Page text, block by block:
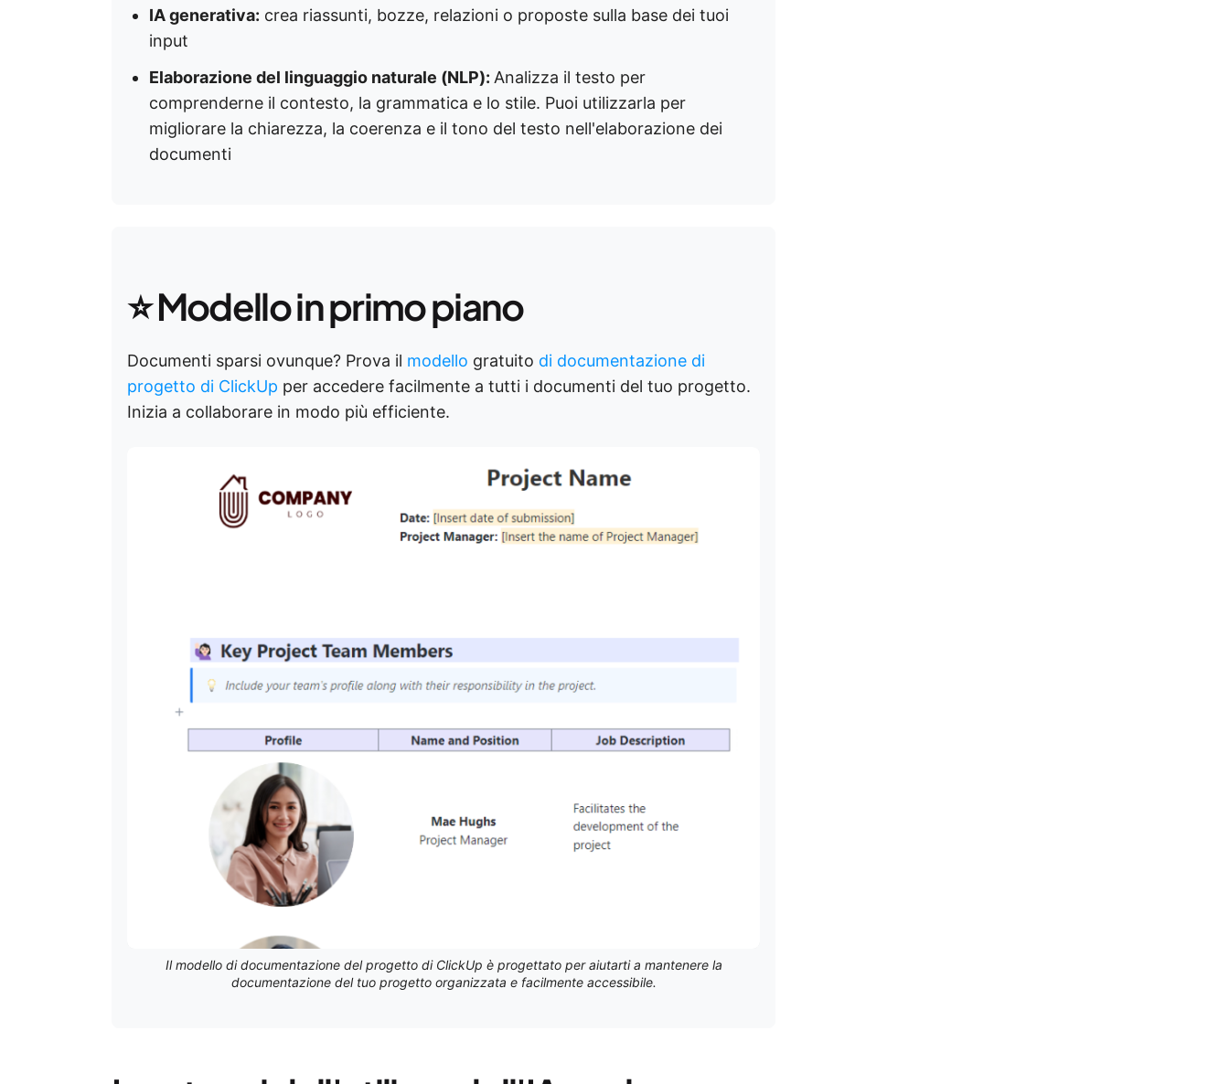
IA generativa: crea riassunti, bozze, relazioni o proposte sulla base dei tuoi
input
Elaborazione del linguaggio naturale (NLP): Analizza il testo per
comprenderne il contesto, la grammatica e lo stile. Puoi utilizzarla per
migliorare la chiarezza, la coerenza e il tono del testo nell'elaborazione dei
documenti
⭐ Modello in primo piano
Documenti sparsi ovunque? Prova il modello gratuito di documentazione di
progetto di ClickUp per accedere facilmente a tutti i documenti del tuo progetto.
Inizia a collaborare in modo più efficiente.
Il modello di documentazione del progetto di ClickUp è progettato per aiutarti a mantenere la
documentazione del tuo progetto organizzata e facilmente accessibile.